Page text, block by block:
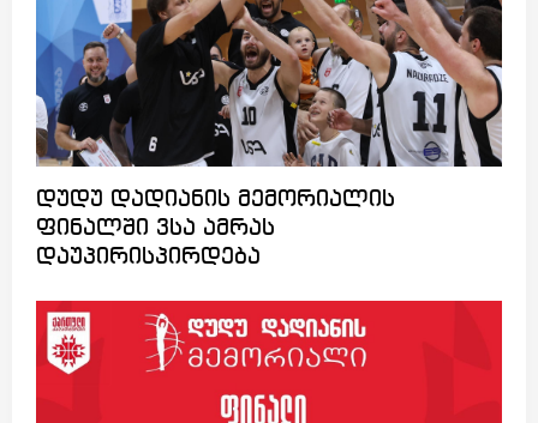
დუდუ დადიანის მემორიალის
ფინალში ვსა ამრას
დაუპირისპირდება